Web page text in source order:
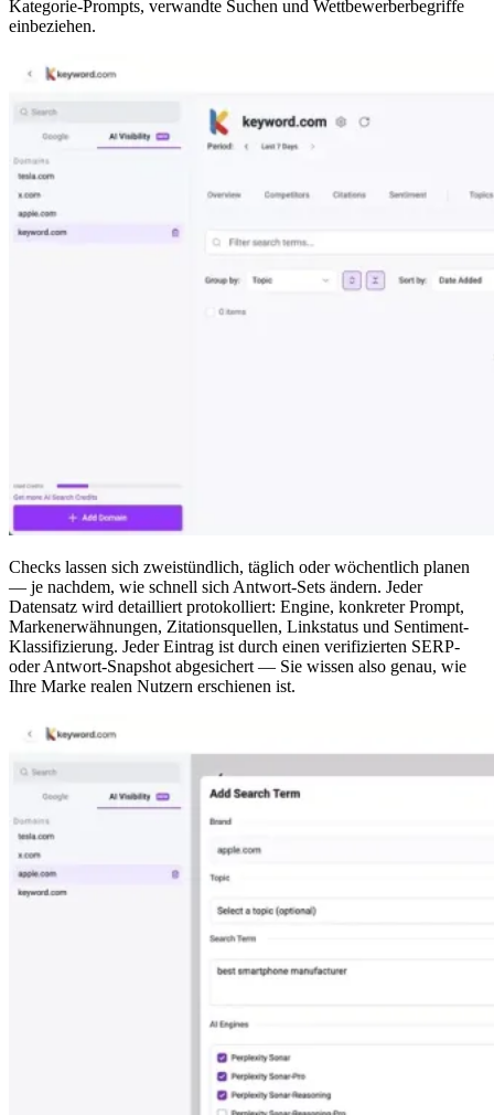
Kategorie-Prompts, verwandte Suchen und Wettbewerberbegriffe
einbeziehen.
Checks lassen sich zweistündlich, täglich oder wöchentlich planen
— je nachdem, wie schnell sich Antwort-Sets ändern. Jeder
Datensatz wird detailliert protokolliert: Engine, konkreter Prompt,
Markenerwähnungen, Zitationsquellen, Linkstatus und Sentiment-
Klassifizierung. Jeder Eintrag ist durch einen verifizierten SERP-
oder Antwort-Snapshot abgesichert — Sie wissen also genau, wie
Ihre Marke realen Nutzern erschienen ist.